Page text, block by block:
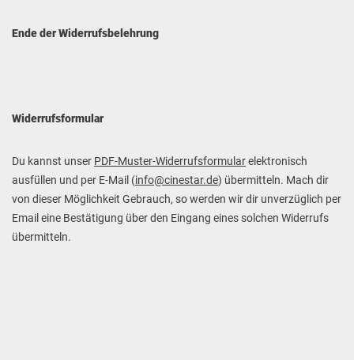
Ende der Widerrufsbelehrung
Widerrufsformular
Du kannst unser PDF-Muster-Widerrufsformularelektronisch
ausfüllen und per E-Mail (info@cinestar.de) übermitteln. Mach dir
von dieser Möglichkeit Gebrauch, so werden wir dir unverzüglich per
Email eine Bestätigung über den Eingang eines solchen Widerrufs
übermitteln.